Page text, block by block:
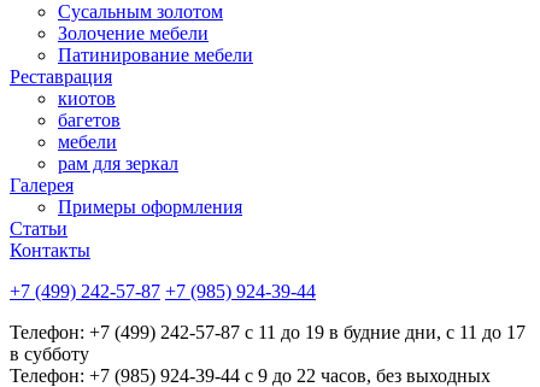
Сусальным золотом
Золочение мебели
Патинирование мебели
Реставрация
киотов
багетов
мебели
рам для зеркал
Галерея
Примеры оформления
Статьи
Контакты
+7 (499) 242-57-87 +7 (985) 924-39-44
Телефон: +7 (499) 242-57-87 с 11 до 19 в будние дни, с 11 до 17
в субботу
Телефон: +7 (985) 924-39-44 с 9 до 22 часов, без выходных